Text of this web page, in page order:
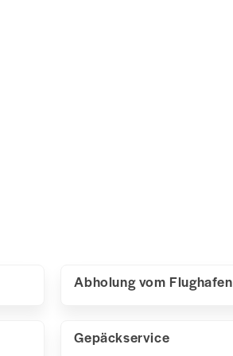
Abholung vom Flughafen
Gepäckservice